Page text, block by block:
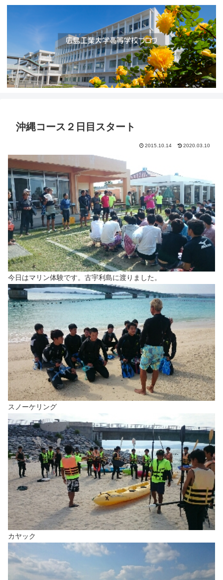
沖縄コース２日目スタート
2015.10.14 2020.03.10
今日はマリン体験です。古宇利島に渡りました。
スノーケリング
カヤック